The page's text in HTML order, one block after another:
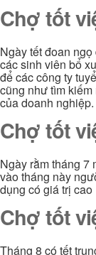
Chợ tốt
Ngày tết đoan
các sinh viên bổ
để các công ty
cũng như tìm
của doanh nghiệp.
Chợ tốt
Ngày rằm tháng
vào tháng này
dụng có giá trị cao
Chợ tốt
Tháng 8 có tết